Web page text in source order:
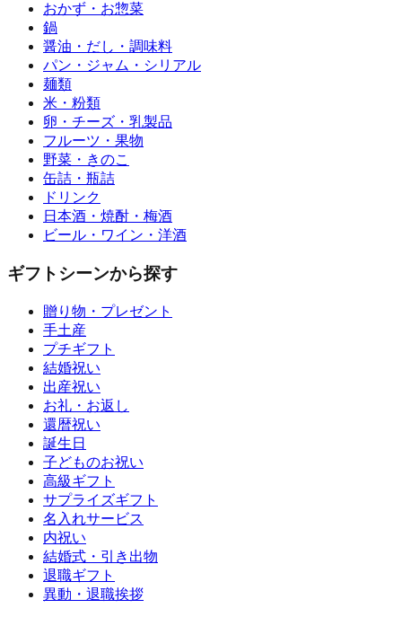
おかず・お惣菜
鍋
醤油・だし・調味料
パン・ジャム・シリアル
麺類
米・粉類
卵・チーズ・乳製品
フルーツ・果物
野菜・きのこ
缶詰・瓶詰
ドリンク
日本酒・焼酎・梅酒
ビール・ワイン・洋酒
ギフトシーンから探す
贈り物・プレゼント
手土産
プチギフト
結婚祝い
出産祝い
お礼・お返し
還暦祝い
誕生日
子どものお祝い
高級ギフト
サプライズギフト
名入れサービス
内祝い
結婚式・引き出物
退職ギフト
異動・退職挨拶